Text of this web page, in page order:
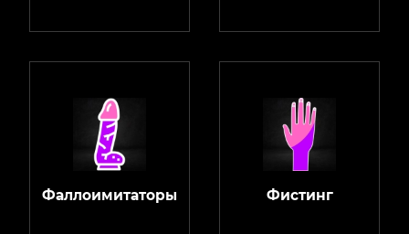
Фаллоимитаторы Фистинг